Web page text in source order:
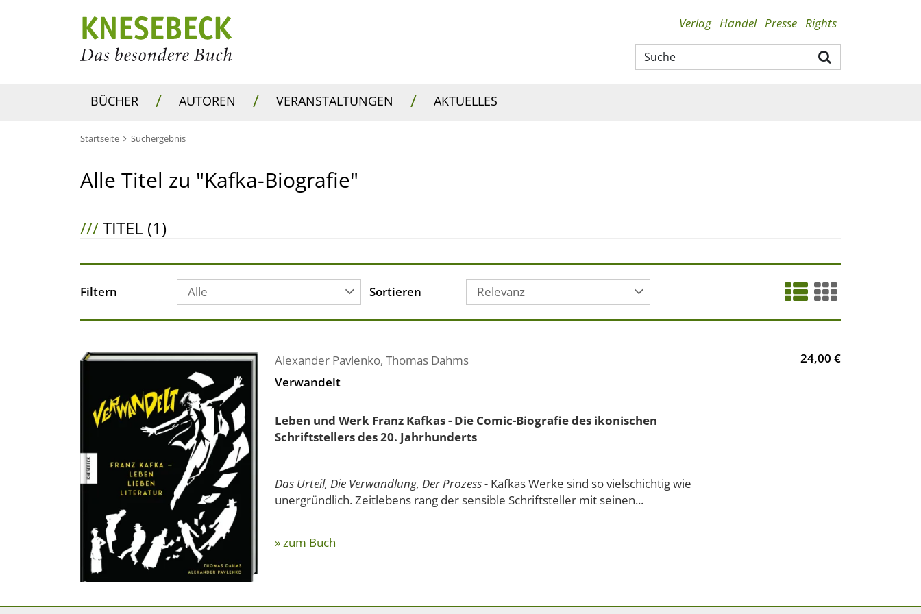
Verlag Handel Presse Rights
BÜCHER / AUTOREN / VERANSTALTUNGEN / AKTUELLES
Startseite Suchergebnis
Alle Titel zu "Kafka-Biografie"
///TITEL (1)
Filtern Alle Sortieren Relevanz
Alexander Pavlenko, Thomas Dahms
Verwandelt
Leben und Werk Franz Kafkas - Die Comic-Biografie des ikonischen
Schriftstellers des 20. Jahrhunderts
Das Urteil, Die Verwandlung, Der Prozess -Kafkas Werke sind so vielschichtig wie
unergründlich. Zeitlebens rang der sensible Schriftsteller mit seinen...
» zum Buch
24,00 €